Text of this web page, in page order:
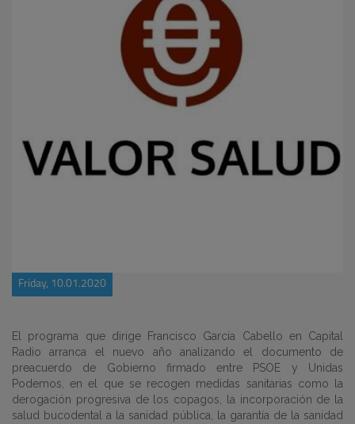
Friday, 10.01.2020
El programa que dirige Francisco García Cabello en Capital
Radio arranca el nuevo año analizando el documento de
preacuerdo de Gobierno firmado entre PSOE y Unidas
Podemos, en el que se recogen medidas sanitarias como la
derogación progresiva de los copagos, la incorporación de la
salud bucodental a la sanidad pública, la garantía de la sanidad